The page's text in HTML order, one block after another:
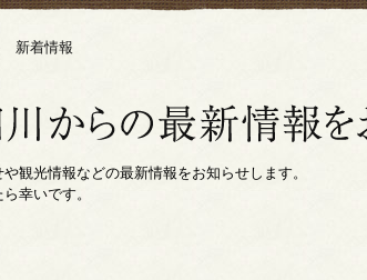
新着情報
観光情報などの最新情報をお知らせします。
幸いです。